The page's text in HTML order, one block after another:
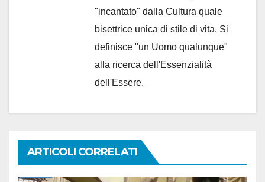
"incantato" dalla Cultura quale
bisettrice unica di stile di vita. Si
definisce "un Uomo qualunque"
alla ricerca dell'Essenzialità
dell'Essere.
ARTICOLI CORRELATI